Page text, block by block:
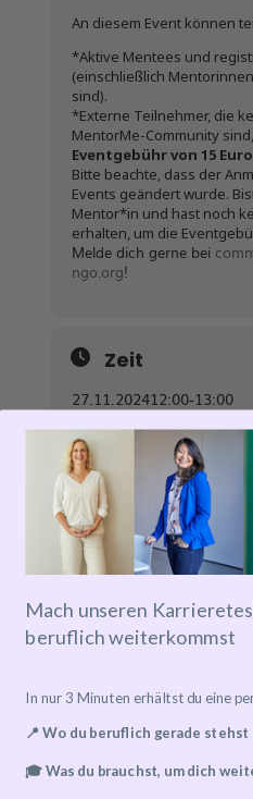
An diesem Event können
*Aktive Mentees und
(einschließlich
sind).
*Externe Teilnehmer, die
MentorMe-Community sind,
Eventgebühr von 15
Bitte beachte, dass der
Events geändert wurde.
Mentor*in und hast noch
erhalten, um die
Melde dich gerne bei
ngo.org!
Zeit
27.11.202412:00-13:00
Event-Ticket
Tickets are not available
event!
Details zu
Event has already taken
Mach unseren
beruflich weiterkommst
In nur 3 Minuten erhältst du eine
📍 Wo du beruflich gerade stehst
🎓 Was du brauchst, um dich